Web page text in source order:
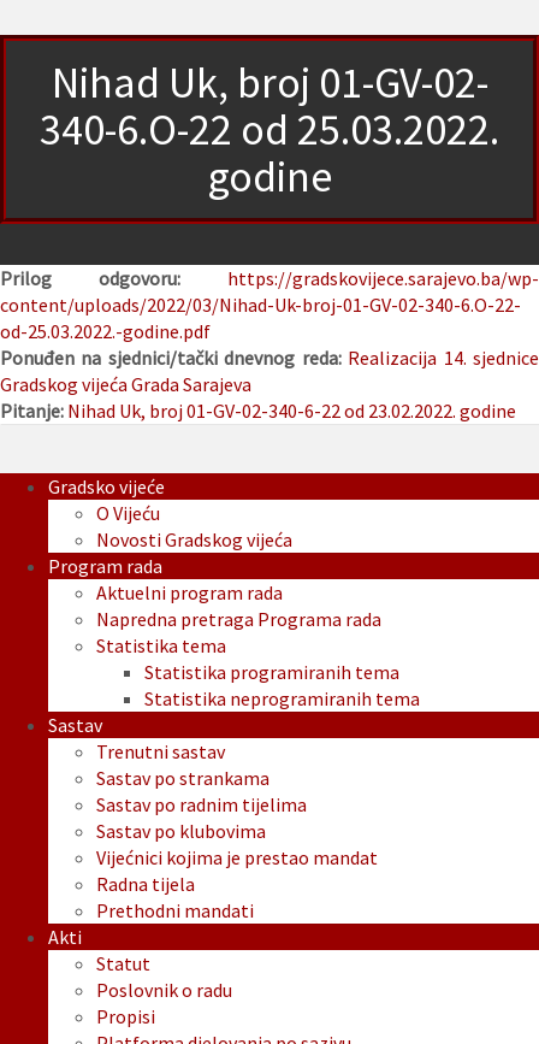
Nihad Uk, broj 01-GV-02-
340-6.O-22 od 25.03.2022.
godine
Prilog odgovoru: https://gradskovijece.sarajevo.ba/wp-
content/uploads/2022/03/Nihad-Uk-broj-01-GV-02-340-6.O-22-
od-25.03.2022.-godine.pdf
Ponuđen na sjednici/tački dnevnog reda: Realizacija 14. sjednice
Gradskog vijeća Grada Sarajeva
Pitanje: Nihad Uk, broj 01-GV-02-340-6-22 od 23.02.2022. godine
Gradsko vijeće
O Vijeću
Novosti Gradskog vijeća
Program rada
Aktuelni program rada
Napredna pretraga Programa rada
Statistika tema
Statistika programiranih tema
Statistika neprogramiranih tema
Sastav
Trenutni sastav
Sastav po strankama
Sastav po radnim tijelima
Sastav po klubovima
Vijećnici kojima je prestao mandat
Radna tijela
Prethodni mandati
Akti
Statut
Poslovnik o radu
Propisi